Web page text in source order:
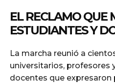
EL RECLAMO QUE
ESTUDIANTES Y
La marcha reunió a
universitarios, profesores
docentes que expresaron